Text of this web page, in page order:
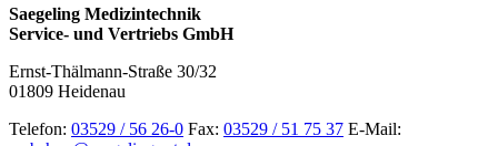
Saegeling Medizintechnik
Service- und Vertriebs GmbH
Ernst-Thälmann-Straße 30/32
01809 Heidenau
Telefon: 03529 / 56 26-0 Fax: 03529 / 51 75 37 E-Mail: